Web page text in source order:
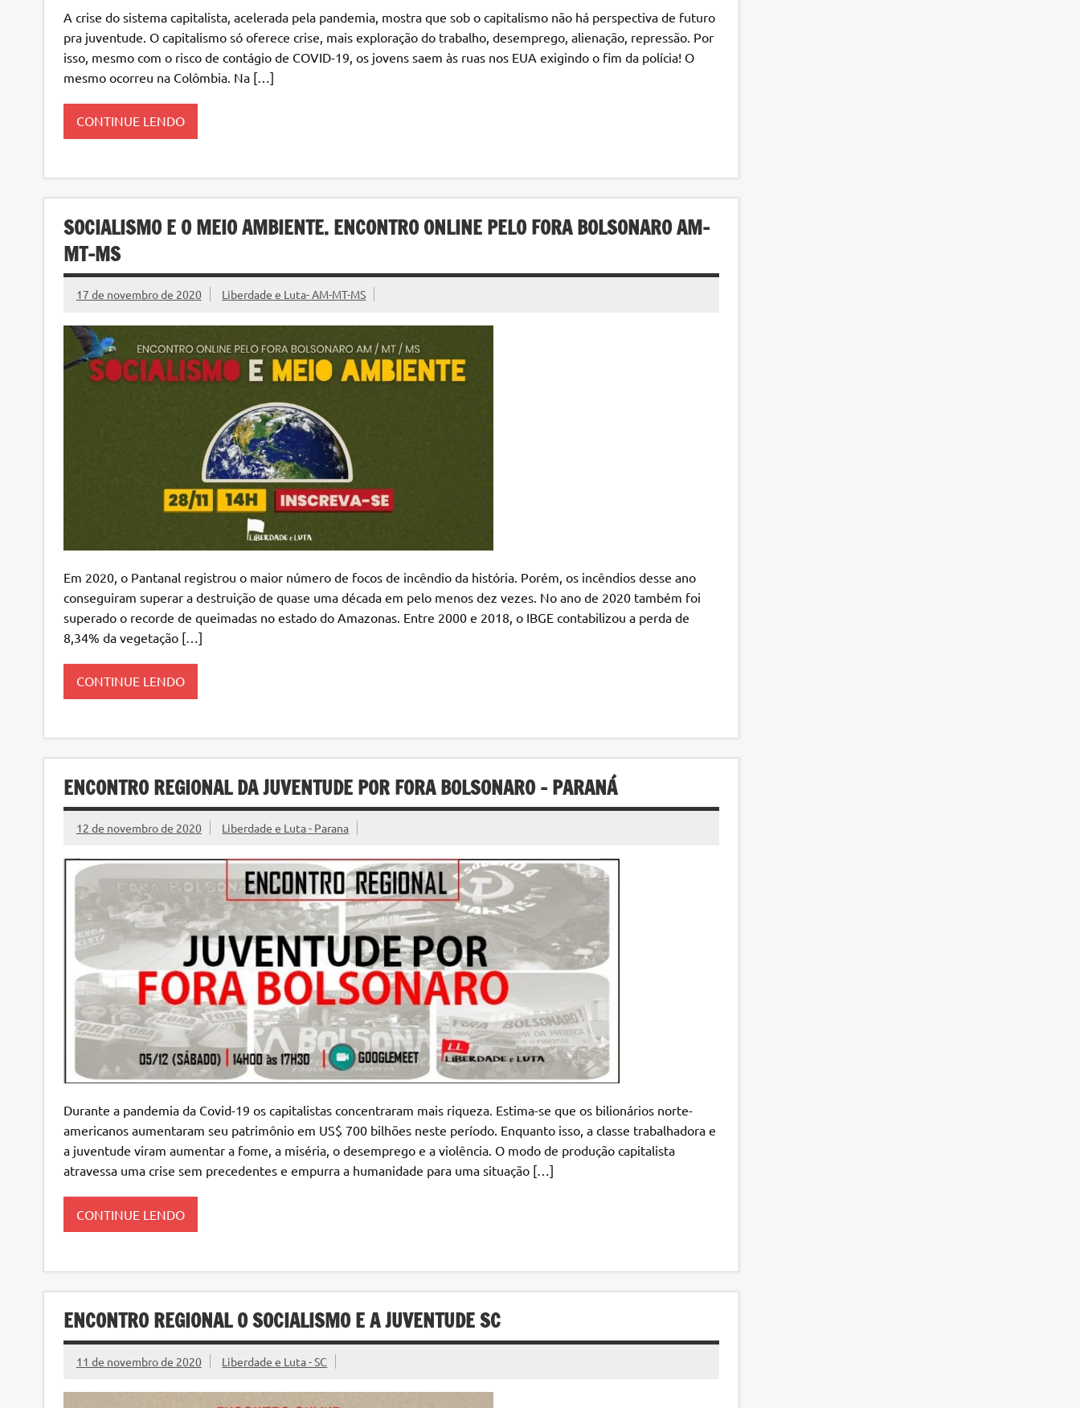
A crise do sistema capitalista, acelerada pela pandemia, mostra que sob o capitalismo não há perspectiva de futuro
pra juventude. O capitalismo só oferece crise, mais exploração do trabalho, desemprego, alienação, repressão. Por
isso, mesmo com o risco de contágio de COVID-19, os jovens saem às ruas nos EUA exigindo o fim da polícia! O
mesmo ocorreu na Colômbia. Na […]
CONTINUE LENDO
SOCIALISMO E O MEIO AMBIENTE. ENCONTRO ONLINE PELO FORA BOLSONARO AM-
MT-MS
17 de novembro de 2020 Liberdade e Luta- AM-MT-MS
Em 2020, o Pantanal registrou o maior número de focos de incêndio da história. Porém, os incêndios desse ano
conseguiram superar a destruição de quase uma década em pelo menos dez vezes. No ano de 2020 também foi
superado o recorde de queimadas no estado do Amazonas. Entre 2000 e 2018, o IBGE contabilizou a perda de
8,34% da vegetação […]
CONTINUE LENDO
ENCONTRO REGIONAL DA JUVENTUDE POR FORA BOLSONARO – PARANÁ
12 de novembro de 2020 Liberdade e Luta - Parana
Durante a pandemia da Covid-19 os capitalistas concentraram mais riqueza. Estima-se que os bilionários norte-
americanos aumentaram seu patrimônio em US$ 700 bilhões neste período. Enquanto isso, a classe trabalhadora e
a juventude viram aumentar a fome, a miséria, o desemprego e a violência. O modo de produção capitalista
atravessa uma crise sem precedentes e empurra a humanidade para uma situação […]
CONTINUE LENDO
ENCONTRO REGIONAL O SOCIALISMO E A JUVENTUDE SC
11 de novembro de 2020 Liberdade e Luta - SC